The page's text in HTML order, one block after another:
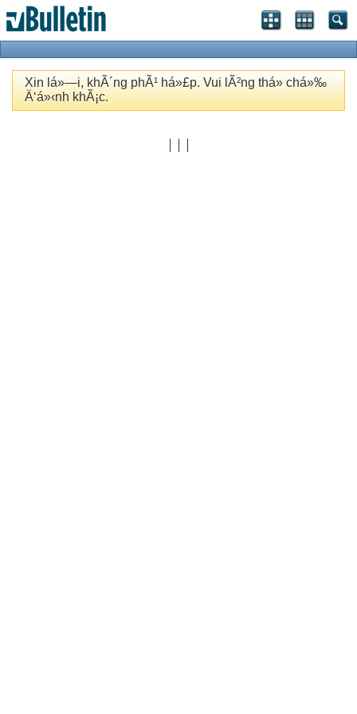
Xin lá»—i, khÃ´ng phÃ¹ há»£p. Vui lÃ²ng thá»­ chá»‰
Ä‘á»‹nh khÃ¡c.